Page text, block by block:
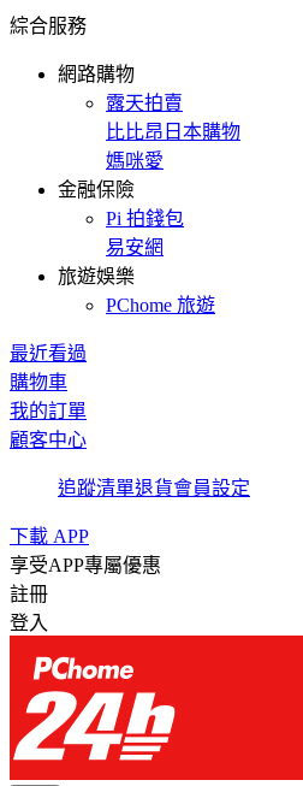
綜合服務
網路購物
露天拍賣
比比昂日本購物
媽咪愛
金融保險
Pi 拍錢包
易安網
旅遊娛樂
PChome 旅遊
最近看過
購物車
我的訂單
顧客中心
追蹤清單退貨會員設定
下載 APP
享受APP專屬優惠
註冊
登入